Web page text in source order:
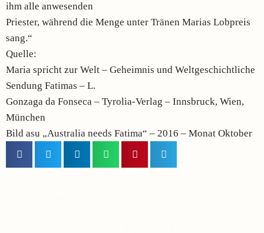
ihm alle anwesenden
Priester, während die Menge unter Tränen Marias Lobpreis
sang.“
Quelle:
Maria spricht zur Welt – Geheimnis und Weltgeschichtliche
Sendung Fatimas – L.
Gonzaga da Fonseca – Tyrolia-Verlag – Innsbruck, Wien,
München
Bild asu „Australia needs Fatima“ – 2016 – Monat Oktober